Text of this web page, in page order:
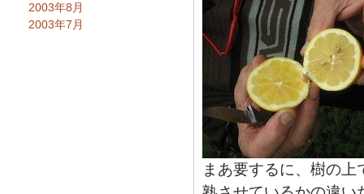
まあ要するに、樹の
2003年8月
2003年7月